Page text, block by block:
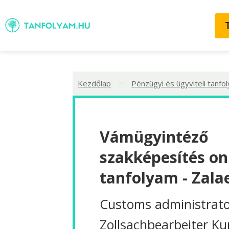
Kezdőlap Pénzügyi és ügyviteli
Vámügyintéző
szakképesítés
tanfolyam -
Customs
Zollsachbearbeiter